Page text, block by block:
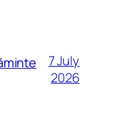
7 July
2026